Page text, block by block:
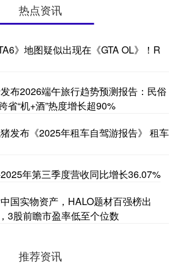
热点资讯
》地图疑似出现在《GTA OL》！R
布2026端午旅行趋势预测报告：民俗
省“机+酒”热度增长超90%
发布《2025年租车自驾游报告》 租车
年第三季度营收同比增长36.07%
国实物资产，HALO题材百强榜出
3股前瞻市盈率低至个位数
推荐资讯